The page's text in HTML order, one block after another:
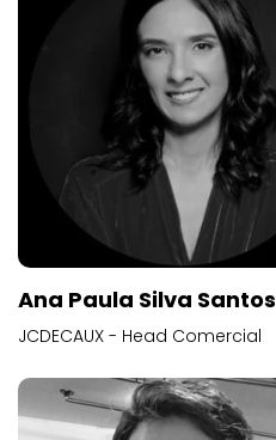
Ana Paula Silva Santos
JCDECAUX - Head Comercial